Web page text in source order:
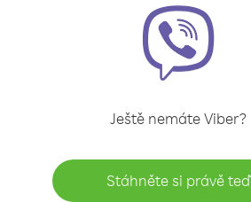
Ještě nemáte Viber?
Stáhněte si právě teď